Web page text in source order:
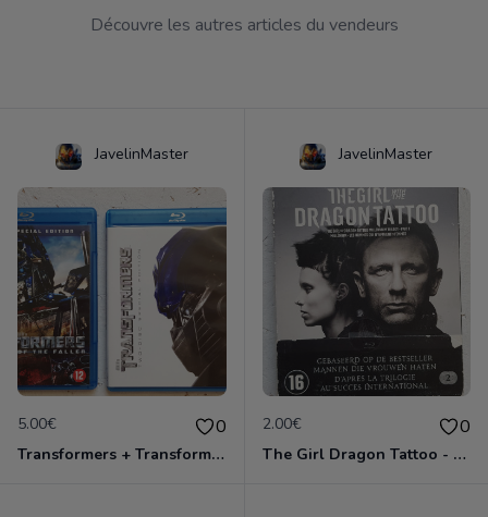
Découvre les autres articles du vendeurs
JavelinMaster
5.00€ 0
Transformers + Transformers 2 : La Revanche
JavelinMaster
2.00€ 0
The Girl Dragon Tattoo - Blu-Ray